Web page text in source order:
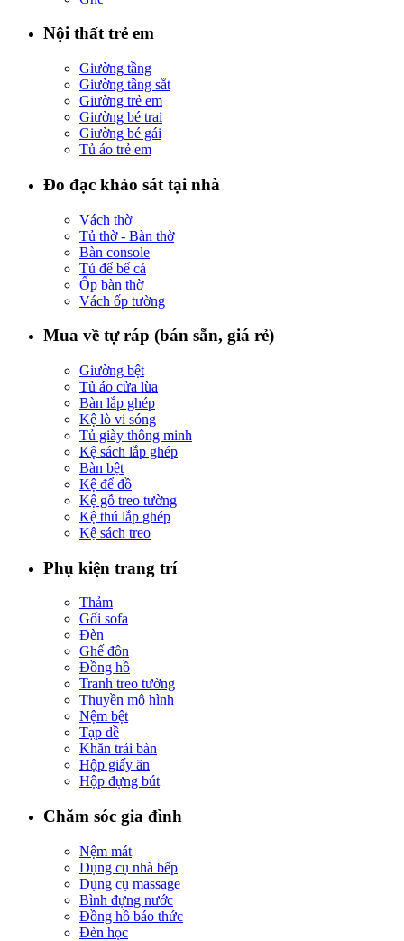
Nội thất trẻ em
Giường tầng
Giường tầng sắt
Giường trẻ em
Giường bé trai
Giường bé gái
Tủ áo trẻ em
Đo đạc khảo sát tại nhà
Vách thờ
Tủ thờ - Bàn thờ
Bàn console
Tủ để bể cá
Ốp bàn thờ
Vách ốp tường
Mua về tự ráp (bán sẵn, giá rẻ)
Giường bệt
Tủ áo cửa lùa
Bàn lắp ghép
Kệ lò vi sóng
Tủ giày thông minh
Kệ sách lắp ghép
Bàn bệt
Kệ để đồ
Kệ gỗ treo tường
Kệ thú lắp ghép
Kệ sách treo
Phụ kiện trang trí
Thảm
Gối sofa
Đèn
Ghế đôn
Đồng hồ
Tranh treo tường
Thuyền mô hình
Nệm bệt
Tạp dề
Khăn trải bàn
Hộp giấy ăn
Hộp đựng bút
Chăm sóc gia đình
Nệm mát
Dụng cụ nhà bếp
Dụng cụ massage
Bình đựng nước
Đồng hồ báo thức
Đèn học